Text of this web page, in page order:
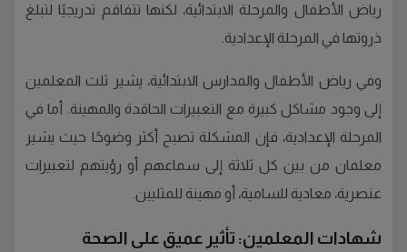
رياض الأطفال والمرحلة الابتدائية، لكنها تتفاقم تدريجيًا لتبلغ
ذروتها في المرحلة الإعدادية.
وفي رياض الأطفال والمدارس الابتدائية، يشير ثلث المعلمين
إلى وجود مشاكل كبيرة مع التعبيرات الحاقدة والمهينة. أما في
المرحلة الإعدادية، فإن المشكلة تصبح أكثر وضوحًا حيث يشير
معلمان من بين كل ثلاثة إلى سماعهم أو رؤيتهم لتعبيرات
عنصرية، معادية للسامية، أو مهينة للمثليين.
شهادات المعلمين: تأثير عميق على الصحة